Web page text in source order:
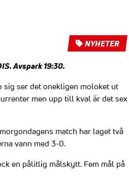
NYHETER
Avspark 19:30.
sig ser det onekligen moloket ut
men upp till kval är det sex
match har laget två
vann med 3-0.
en pålitlig målskytt. Fem mål på